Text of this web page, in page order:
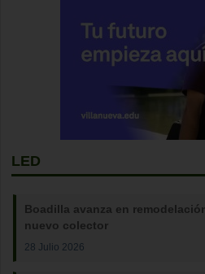
LED
Boadilla avanza en
nuevo colector
28 Julio 2026